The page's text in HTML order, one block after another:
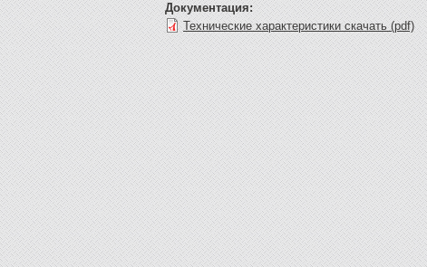
Документация:
Технические характеристики скачать (pdf)